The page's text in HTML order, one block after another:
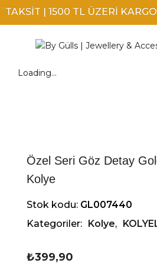
| 1500 TL ÜZERİ KARGO
Loading...
Özel Seri Göz Detay
Kolye
Stok kodu: GL007440
Kategoriler: Kolye,
₺399,90